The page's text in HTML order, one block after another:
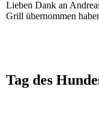
Lieben Dank an
Grill übernommen
Tag des